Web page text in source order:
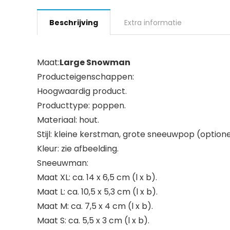
Beschrijving Extra informatie
Maat:Large Snowman
Producteigenschappen:
Hoogwaardig product.
Producttype: poppen.
Materiaal: hout.
Stijl: kleine kerstman, grote sneeuwpop
Kleur: zie afbeelding.
Sneeuwman:
Maat XL: ca. 14 x 6,5 cm (l x b).
Maat L: ca. 10,5 x 5,3 cm (l x b).
Maat M: ca. 7,5 x 4 cm (l x b).
Maat S: ca. 5,5 x 3 cm (l x b).